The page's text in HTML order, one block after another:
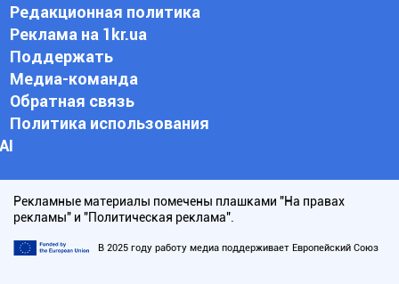
Редакционная политика
Реклама на 1kr.ua
Поддержать
Медиа-команда
Обратная связь
Политика использования
АI
Рекламные материалы помечены плашками "На правах
рекламы" и "Политическая реклама".
В 2025 году работу медиа поддерживает Европейский Союз